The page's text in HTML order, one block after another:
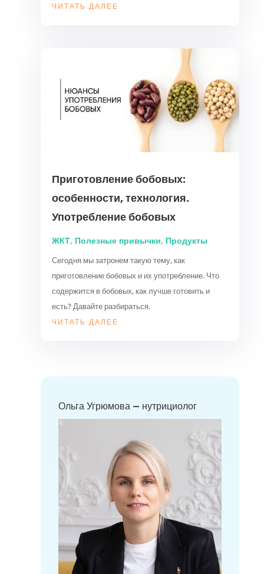
ЧИТАТЬ ДАЛЕЕ
Приготовление бобовых:
особенности, технология.
Употребление бобовых
ЖКТ, Полезные привычки, Продукты
Сегодня мы затронем такую тему, как
приготовление бобовых и их употребление. Что
содержится в бобовых, как лучше готовить и
есть? Давайте разбираться.
ЧИТАТЬ ДАЛЕЕ
Ольга Угрюмова — нутрициолог